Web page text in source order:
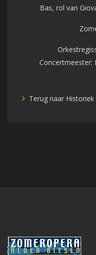
Bas, rol van
Concertmeester:
Terug naar Historiek